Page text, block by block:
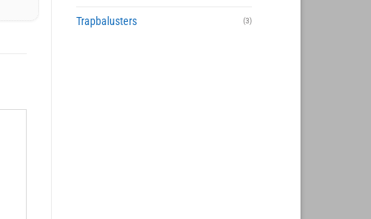
Trapbalusters (3)